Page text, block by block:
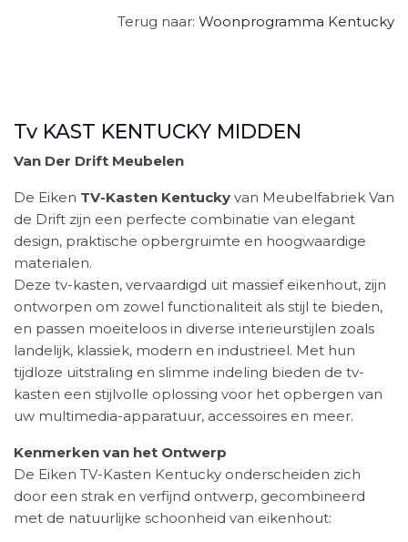
Terug naar: Woonprogramma Kentucky
Tv KAST KENTUCKY MIDDEN
Van Der Drift Meubelen
De Eiken TV-Kasten Kentucky van Meubelfabriek Van
de Drift zijn een perfecte combinatie van elegant
design, praktische opbergruimte en hoogwaardige
materialen.
Deze tv-kasten, vervaardigd uit massief eikenhout, zijn
ontworpen om zowel functionaliteit als stijl te bieden,
en passen moeiteloos in diverse interieurstijlen zoals
landelijk, klassiek, modern en industrieel. Met hun
tijdloze uitstraling en slimme indeling bieden de tv-
kasten een stijlvolle oplossing voor het opbergen van
uw multimedia-apparatuur, accessoires en meer.
Kenmerken van het Ontwerp
De Eiken TV-Kasten Kentucky onderscheiden zich
door een strak en verfijnd ontwerp, gecombineerd
met de natuurlijke schoonheid van eikenhout: